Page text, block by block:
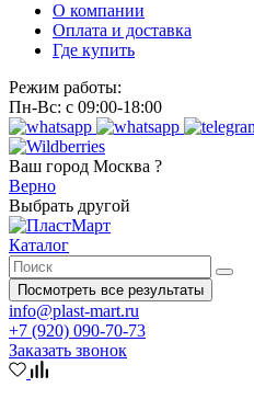
О компании
Оплата и доставка
Где купить
Режим работы:
Пн-Вс: с 09:00-18:00
Ваш город Москва ?
Верно
Выбрать другой
Каталог
Посмотреть все результаты
info@plast-mart.ru
+7 (920) 090-70-73
Заказать звонок